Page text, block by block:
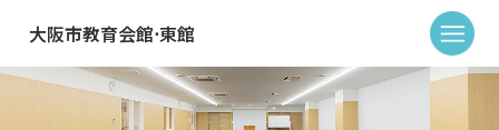
大阪市教育会館⋅東館